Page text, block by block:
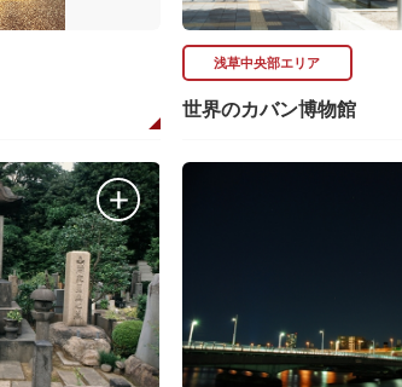
浅草中央部エリア
世界のカバン博物館